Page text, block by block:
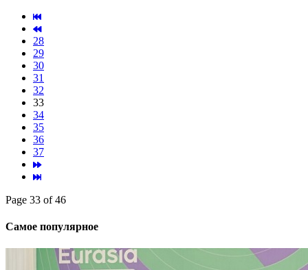
28
29
30
31
32
33
34
35
36
37
Page 33 of 46
Самое популярное